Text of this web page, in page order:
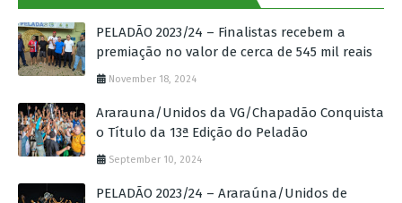
PELADÃO 2023/24 – Finalistas recebem a
premiação no valor de cerca de 545 mil reais
November 18, 2024
Ararauna/Unidos da VG/Chapadão Conquista
o Título da 13ª Edição do Peladão
September 10, 2024
PELADÃO 2023/24 – Araraúna/Unidos de